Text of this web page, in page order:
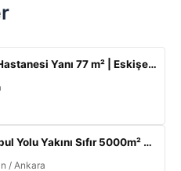
Polatlı Devlet Hastanesi Yanı 77 m² | Eskişehir Yolu Cepheli | Ticari+Konut İmarlı Arsa
Saray’da İstanbul Yolu Yakını Sıfır 5000m² Fabrika | 300KW & 800m² Ofis
/ Ankara